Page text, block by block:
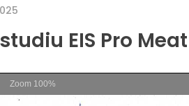
EIS Pro
Zoom 100%